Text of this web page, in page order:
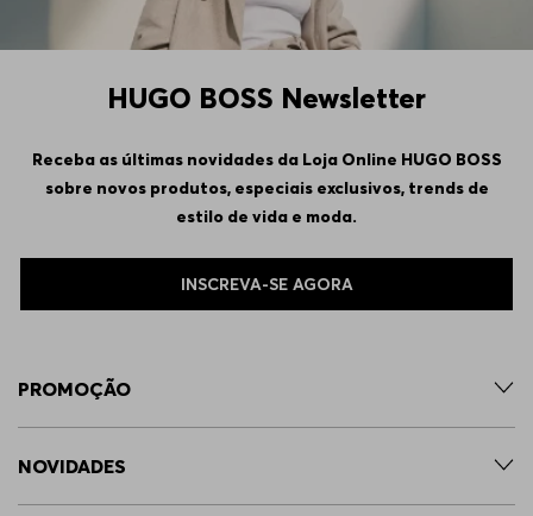
HUGO BOSS Newsletter
Receba as últimas novidades da Loja Online HUGO BOSS
sobre novos produtos, especiais exclusivos, trends de
estilo de vida e moda.
INSCREVA-SE AGORA
PROMOÇÃO
NOVIDADES